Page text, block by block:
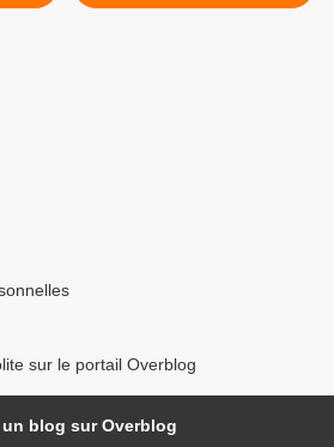
sur le portail Overblog
un blog sur Overblog